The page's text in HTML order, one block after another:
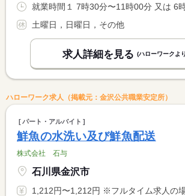
土曜日，日曜日，その他
求人詳細を見る (ハローワークよ
ハローワーク求人（掲載元：金沢公共職業安定所）
パート・アルバイト
鮮魚の水洗い及び鮮魚配送
株式会社 石与
石川県金沢市
1,212円〜1,212円 ※フルタイム求人の場合は月額（換算額）、パート求人の場